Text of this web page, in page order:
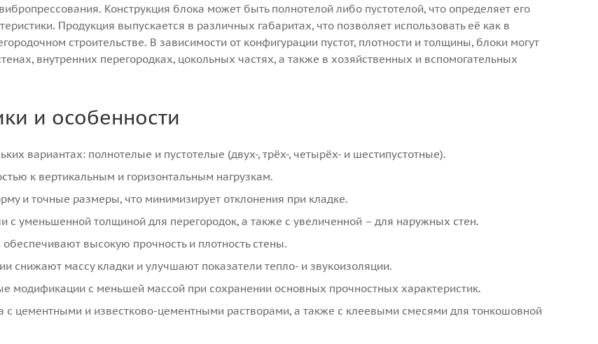
Конструкция блока может быть полнотелой либо пустотелой, что определяет его
Продукция выпускается в различных габаритах, что позволяет использовать её как в
строительстве. В зависимости от конфигурации пустот, плотности и толщины, блоки могут
внутренних перегородках, цокольных частях, а также в хозяйственных и вспомогательных
и особенности
вариантах: полнотелые и пустотелые (двух-, трёх-, четырёх- и шестипустотные).
к вертикальным и горизонтальным нагрузкам.
и точные размеры, что минимизирует отклонения при кладке.
с уменьшенной толщиной для перегородок, а также с увеличенной – для наружных стен.
высокую прочность и плотность стены.
снижают массу кладки и улучшают показатели тепло- и звукоизоляции.
модификации с меньшей массой при сохранении основных прочностных характеристик.
с цементными и известково-цементными растворами, а также с клеевыми смесями для тонкошовной